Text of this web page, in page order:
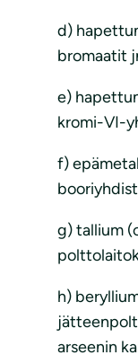
d)
bromaatit
e)
kromi-VI-
f)
g) tallium
h)
arseenin